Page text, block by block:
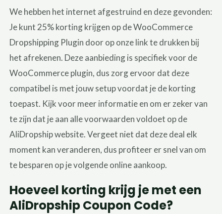
We hebben het internet afgestruind en deze gevonden:
Je kunt 25% korting krijgen op de WooCommerce
Dropshipping Plugin door op onze link te drukken bij
het afrekenen. Deze aanbieding is specifiek voor de
WooCommerce plugin, dus zorg ervoor dat deze
compatibel is met jouw setup voordat je de korting
toepast. Kijk voor meer informatie en om er zeker van
te zijn dat je aan alle voorwaarden voldoet op de
AliDropship website. Vergeet niet dat deze deal elk
moment kan veranderen, dus profiteer er snel van om
te besparen op je volgende online aankoop.
Hoeveel korting krijg je met een
AliDropship Coupon Code?